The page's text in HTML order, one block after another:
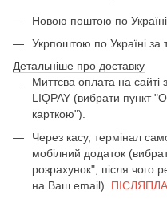
Новою поштою по
Укрпоштою по Україні за
Детальніше про доставку
Миттєва оплата на сайті
LIQPAY (вибрати пункт
карткою").
Через касу, термінал
мобілний додаток
розрахунок", після чого
на Ваш email).